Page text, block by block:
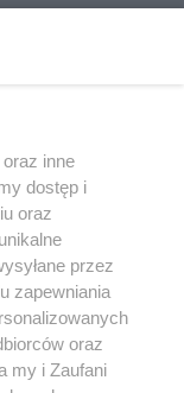
powielany i
sposób (w
polu
w
użycie lub
prawa,
kary i może być
inne
dostęp i
oraz
przez
zapewniania
oraz
my i Zaufani